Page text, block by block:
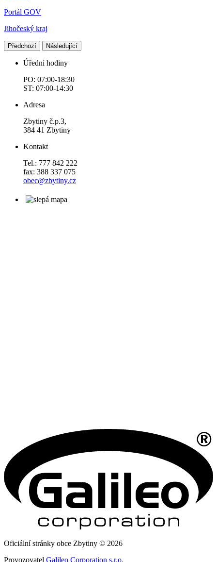
Portál GOV
Jihočeský kraj
Předchozí Následující
Úřední hodiny
PO: 07:00-18:30
ST: 07:00-14:30
Adresa
Zbytiny č.p.3,
384 41 Zbytiny
Kontakt
Tel.: 777 842 222
fax: 388 337 075
obec@zbytiny.cz
Oficiální stránky obce Zbytiny © 2026
Provozovatel Galileo Corporation s.r.o.